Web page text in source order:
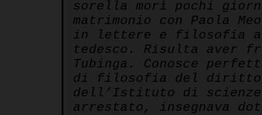
sorella morì pochi
matrimonio con Paola
in lettere e filosofia a
tedesco. Risulta aver
Tubinga. Conosce
di filosofia del diritto
dell’Istituto di scienze
arrestato, insegnava